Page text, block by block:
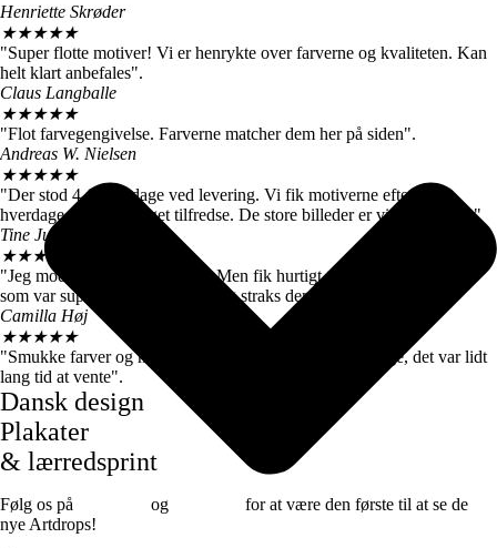
Henriette Skrøder
★★★★★
"Super flotte motiver! Vi er henrykte over farverne og kvaliteten. Kan
helt klart anbefales".
Claus Langballe
★★★★★
"Flot farvegengivelse. Farverne matcher dem her på siden".
Andreas W. Nielsen
★★★★★
"Der stod 4-6 hverdage ved levering. Vi fik motiverne efter 3
hverdage, så vi er meget tilfredse. De store billeder er virkelig flotte."
Tine Juul
★★★
"Jeg modtog en forkert plakat. Men fik hurtigt talt med kundeservice
som var super søde og sendte mig straks den rigtige".
Camilla Høj
★★★★★
"Smukke farver og motiver, de kom dog først efter 7 dage, det var lidt
lang tid at vente".
Dansk design
Plakater
& lærredsprint
Følg os på og
for at være den første til at se de
nye Artdrops!